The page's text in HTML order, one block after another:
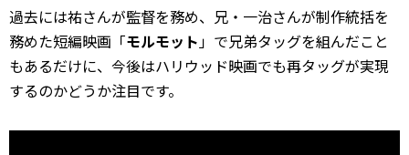
過去には祐さんが監督を務め、兄・一治さんが制作統括を
務めた短編映画「モルモット」で兄弟タッグを組んだこと
もあるだけに、今後はハリウッド映画でも再タッグが実現
するのかどうか注目です。